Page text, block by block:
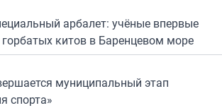
арбалет: учёные впервые
китов в Баренцевом море
муниципальный этап
спорта»